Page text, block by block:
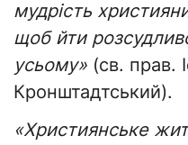
мудрість
щоб йти
усьому» (св. прав.
Кронштадтський).
«Християнське